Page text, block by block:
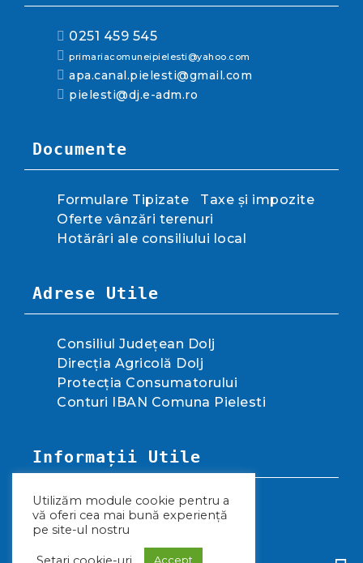
0251 459 545
primariacomuneipielesti@yahoo.com
apa.canal.pielesti@gmail.com
pielesti@dj.e-adm.ro
Documente
Formulare Tipizate
Taxe și impozite
Oferte vânzări terenuri
Hotărâri ale consiliului local
Adrese Utile
Consiliul Județean Dolj
Direcția Agricolă Dolj
Protecția Consumatorului
Conturi IBAN Comuna Pielesti
Informații Utile
Politica de confidențialitate
Termeni și condiții
Politica privind cookie-urile
Utilizăm module cookie pentru a
vă oferi cea mai bună experiență
pe site-ul nostru
Accept